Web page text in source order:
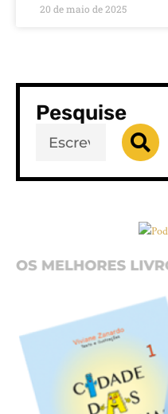
20 de maio de 2025
Pesquise